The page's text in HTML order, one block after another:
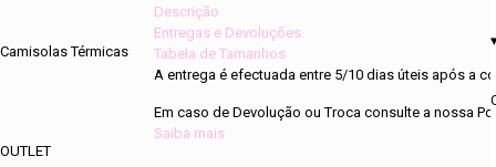
Camisolas Térmicas
OUTLET
Rendada
19671
Bege
quantity
Descrição
Entregas e Devoluções
Tabela de Tamanhos
A entrega é efectuada entre 5/10 dias úteis após a
Em caso de Devolução ou Troca consulte a nossa
Saiba mais